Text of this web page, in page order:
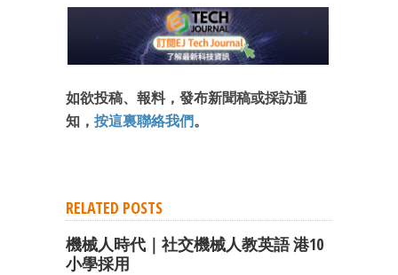
如欲投稿、報料，發布新聞稿或採訪通
知， 按這裏聯絡我們。
RELATED POSTS
機械人時代｜社交機械人教英語 港10
小學採用